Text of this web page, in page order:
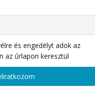
és engedélyt adok az
az űrlapon keresztül